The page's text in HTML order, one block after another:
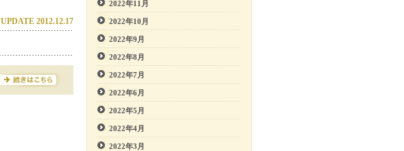
UPDATE 2012.12.17
2022年11月
2022年10月
2022年9月
2022年8月
2022年7月
2022年6月
2022年5月
2022年4月
2022年3月